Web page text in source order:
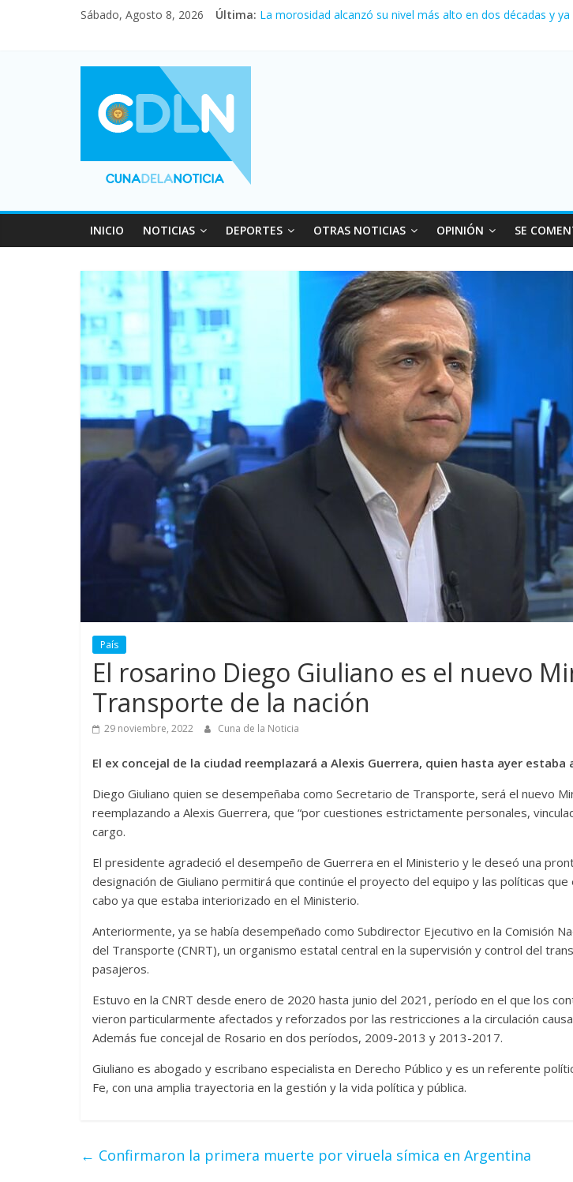
Sábado, Agosto 8, 2026 Última: Central venció 1 a 0 al River de Coudet en el Monumental
Vacaciones de invierno con más movimiento y consumo
Fuerte caída de la venta de autos usados en julio: bajó un
INICIO NOTICIAS DEPORTES OTRAS NOTICIAS OPINIÓN SE
País
El rosarino Diego Giuliano es el nuevo
Transporte de la nación
29 noviembre, 2022 Cuna de la Noticia
El ex concejal de la ciudad reemplazará a Alexis Guerrera, quien hasta ayer estaba
Diego Giuliano quien se desempeñaba como Secretario de Transporte, será el nuevo
reemplazando a Alexis Guerrera, que “por cuestiones estrictamente personales,
cargo.
El presidente agradeció el desempeño de Guerrera en el Ministerio y le deseó una
designación de Giuliano permitirá que continúe el proyecto del equipo y las políticas que
cabo ya que estaba interiorizado en el Ministerio.
Anteriormente, ya se había desempeñado como Subdirector Ejecutivo en la Comisión
del Transporte (CNRT), un organismo estatal central en la supervisión y control del
pasajeros.
Estuvo en la CNRT desde enero de 2020 hasta junio del 2021, período en el que los
vieron particularmente afectados y reforzados por las restricciones a la circulación
Además fue concejal de Rosario en dos períodos, 2009-2013 y 2013-2017.
Giuliano es abogado y escribano especialista en Derecho Público y es un referente
Fe, con una amplia trayectoria en la gestión y la vida política y pública.
← Confirmaron la primera muerte por viruela símica en Argentina